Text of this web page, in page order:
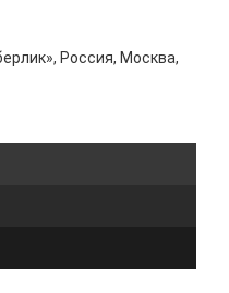
Россия, Москва,